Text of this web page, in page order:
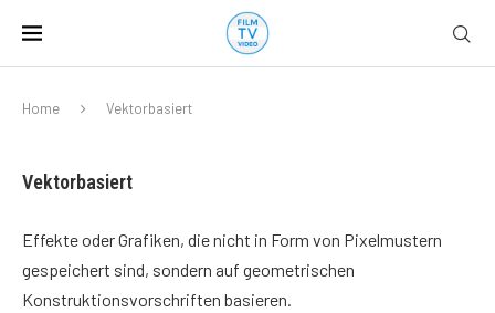
Home Vektorbasiert
Vektorbasiert
Effekte oder Grafiken, die nicht in Form von Pixelmustern
gespeichert sind, sondern auf geometrischen
Konstruktionsvorschriften basieren.